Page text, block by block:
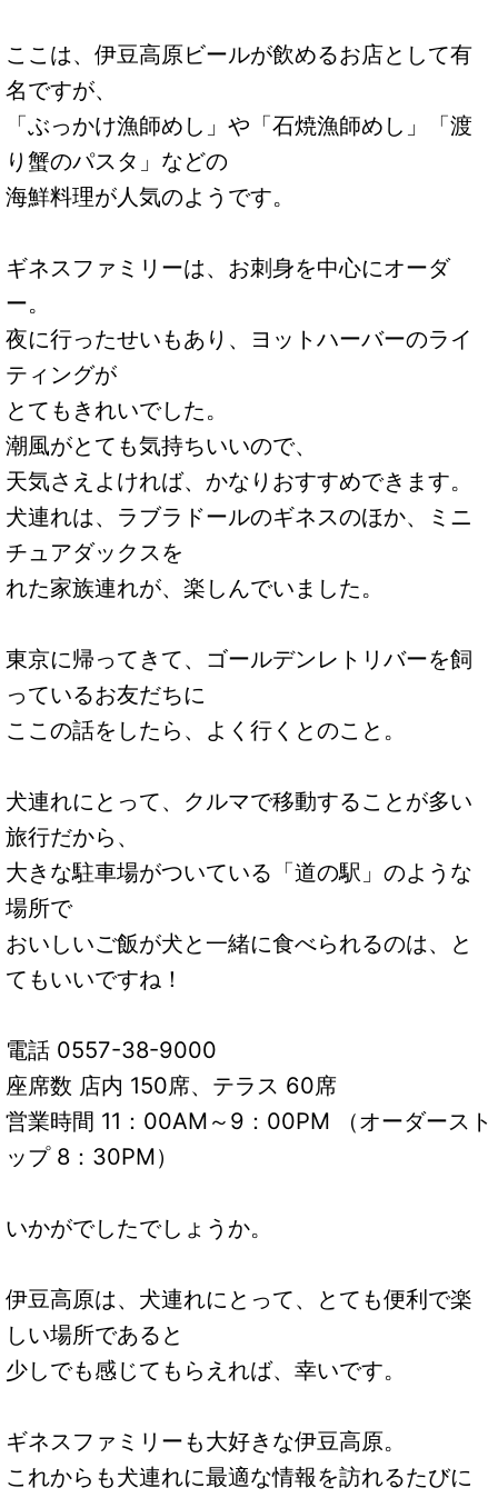
ここは、伊豆高原ビールが飲めるお店として有
名ですが、
「ぶっかけ漁師めし」や「石焼漁師めし」「渡
り蟹のパスタ」などの
海鮮料理が人気のようです。
ギネスファミリーは、お刺身を中心にオーダ
ー。
夜に行ったせいもあり、ヨットハーバーのライ
ティングが
とてもきれいでした。
潮風がとても気持ちいいので、
天気さえよければ、かなりおすすめできます。
犬連れは、ラブラドールのギネスのほか、ミニ
チュアダックスを
れた家族連れが、楽しんでいました。
東京に帰ってきて、ゴールデンレトリバーを飼
っているお友だちに
ここの話をしたら、よく行くとのこと。
犬連れにとって、クルマで移動することが多い
旅行だから、
大きな駐車場がついている「道の駅」のような
場所で
おいしいご飯が犬と一緒に食べられるのは、と
てもいいですね！
電話 0557-38-9000
座席数 店内 150席、テラス 60席
営業時間 11：00AM～9：00PM （オーダースト
ップ 8：30PM）
いかがでしたでしょうか。
伊豆高原は、犬連れにとって、とても便利で楽
しい場所であると
少しでも感じてもらえれば、幸いです。
ギネスファミリーも大好きな伊豆高原。
これからも犬連れに最適な情報を訪れるたびに